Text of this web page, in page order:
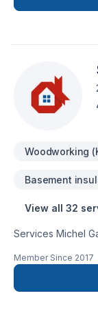
Woodworking
Basement
View all 32
Services Michel
Démolition,
Isolation entre-
Meubles,
Member Since 2017